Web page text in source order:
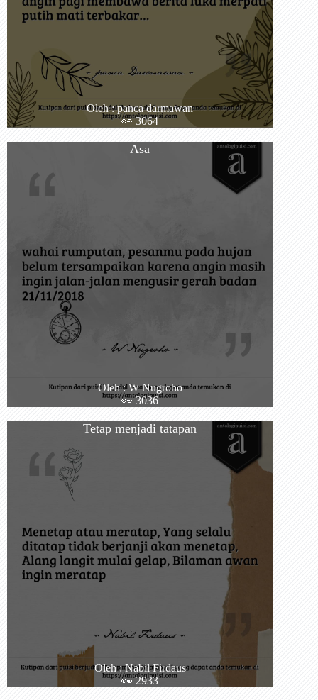
Oleh : panca darmawan
👀 3064
Asa
Oleh : W Nugroho
👀 3036
Tetap menjadi tatapan
Oleh : Nabil Firdaus
👀 2933